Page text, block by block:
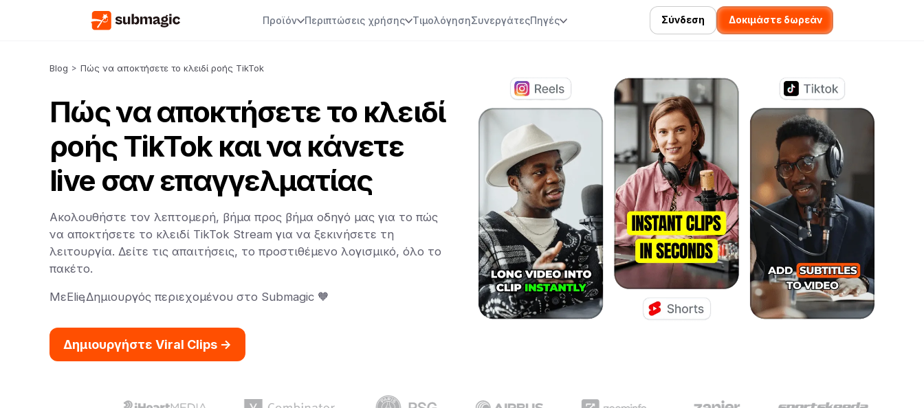
Προϊόν Περιπτώσεις χρήσης ΤιμολόγησηΣυνεργάτεςΠηγές Σύνδεση Δοκιμάστε δωρεάν
Blog > Πώς να αποκτήσετε το κλειδί ροής TikTok
Πώς να αποκτήσετε το κλειδί
ροής TikTok και να κάνετε
live σαν επαγγελματίας
Ακολουθήστε τον λεπτομερή, βήμα προς βήμα οδηγό μας για το πώς
να αποκτήσετε το κλειδί TikTok Stream για να ξεκινήσετε τη
λειτουργία. Δείτε τις απαιτήσεις, το προστιθέμενο λογισμικό, όλο το
πακέτο.
ΜεElie,Δημιουργός περιεχομένου στο Submagic 🧡
Δημιουργήστε Viral Clips ->